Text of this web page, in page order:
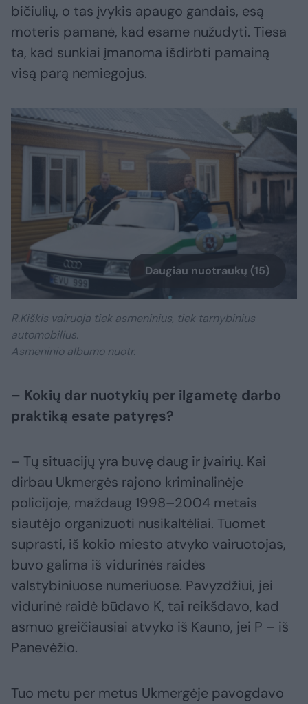
bičiulių, o tas įvykis apaugo gandais, esą
moteris pamanė, kad esame nužudyti. Tiesa
ta, kad sunkiai įmanoma išdirbti pamainą
visą parą nemiegojus.
Daugiau nuotraukų (15)
R.Kiškis vairuoja tiek asmeninius, tiek tarnybinius
automobilius.
Asmeninio albumo nuotr.
– Kokių dar nuotykių per ilgametę darbo
praktiką esate patyręs?
– Tų situacijų yra buvę daug ir įvairių. Kai
dirbau Ukmergės rajono kriminalinėje
policijoje, maždaug 1998–2004 metais
siautėjo organizuoti nusikaltėliai. Tuomet
suprasti, iš kokio miesto atvyko vairuotojas,
buvo galima iš vidurinės raidės
valstybiniuose numeriuose. Pavyzdžiui, jei
vidurinė raidė būdavo K, tai reikšdavo, kad
asmuo greičiausiai atvyko iš Kauno, jei P – iš
Panevėžio.
Tuo metu per metus Ukmergėje pavogdavo